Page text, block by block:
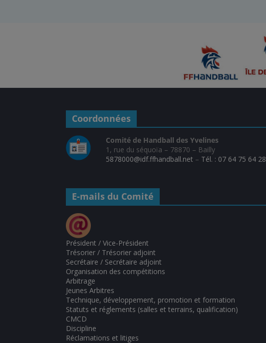
Coordonnées
Comité de Handball des Yvelines
1, rue du séquoïa – 78870 – Bailly
5878000@idf.ffhandball.net – Tél. : 07 64 75 64 28
E-mails du Comité
Président / Vice-Président
Trésorier / Trésorier adjoint
Secrétaire / Secrétaire adjoint
Organisation des compétitions
Arbitrage
Jeunes Arbitres
Technique, développement, promotion et formation
Statuts et réglements (salles et terrains, qualification)
CMCD
Discipline
Réclamations et litiges